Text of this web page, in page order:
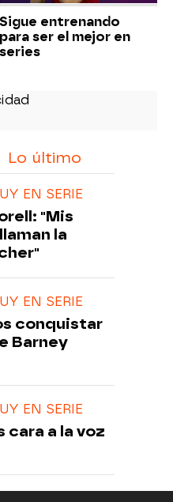
Sigue entrenando
para ser el mejor en
series
Lo último
EN SERIE
"Mis
la
EN SERIE
conquistar
Barney
EN SERIE
cara a la voz